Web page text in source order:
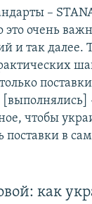
–
это очень
и так далее.
чтобы
поставки в
как